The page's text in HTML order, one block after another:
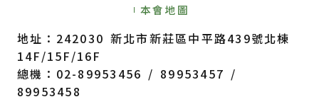
本會地圖
地址：242030 新北市新莊區中平路439號北棟
14F/15F/16F
總機：02-89953456 / 89953457 /
89953458